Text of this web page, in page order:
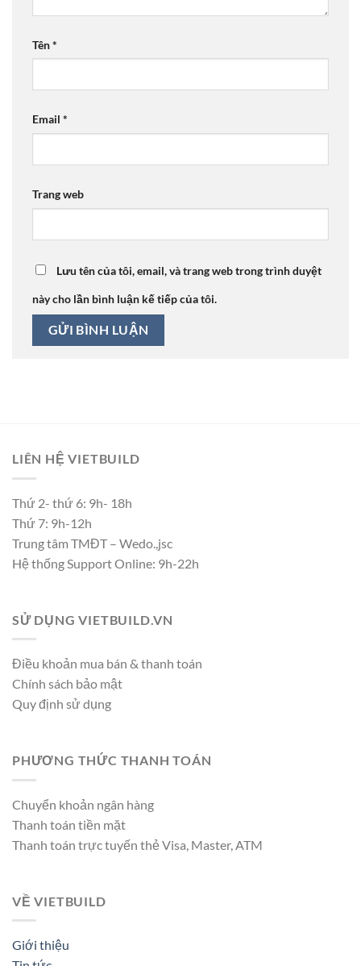
Tên*
Email *
Trang web
Lưu tên của tôi, email, và trang web trong trình duyệt
này cho lần bình luận kế tiếp của tôi.
LIÊN HỆ VIETBUILD
Thứ 2- thứ 6: 9h- 18h
Thứ 7: 9h-12h
Trung tâm TMĐT – Wedo.,jsc
Hệ thống Support Online: 9h-22h
SỬ DỤNG VIETBUILD.VN
Điều khoản mua bán & thanh toán
Chính sách bảo mật
Quy định sử dụng
PHƯƠNG THỨC THANH TOÁN
Chuyển khoản ngân hàng
Thanh toán tiền mặt
Thanh toán trực tuyến thẻ Visa, Master, ATM
VỀ VIETBUILD
Giới thiệu